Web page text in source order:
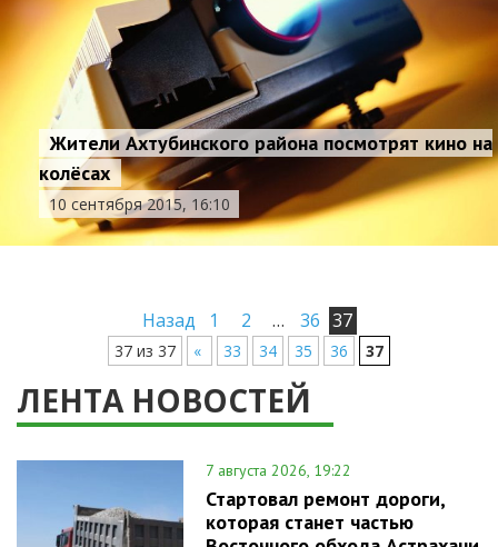
Жители Ахтубинского района посмотрят кино на
колёсах
10 сентября 2015, 16:10
Назад 1 2 … 36 37
37 из 37 « 33 34 35 36 37
ЛЕНТА НОВОСТЕЙ
7 августа 2026, 19:22
Стартовал ремонт дороги,
которая станет частью